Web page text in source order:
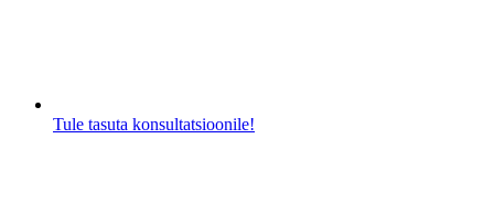
Tule tasuta konsultatsioonile!